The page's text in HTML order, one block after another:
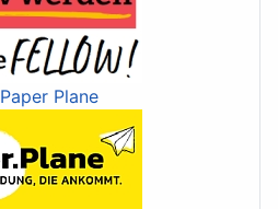
Paper Plane